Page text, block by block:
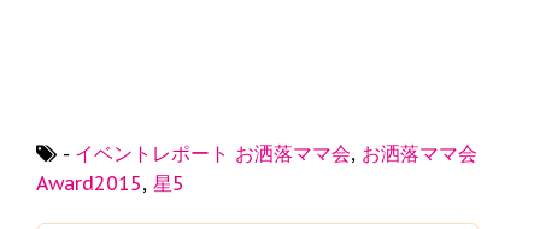
- イベントレポート お洒落ママ会, お洒落ママ会
Award2015, 星5